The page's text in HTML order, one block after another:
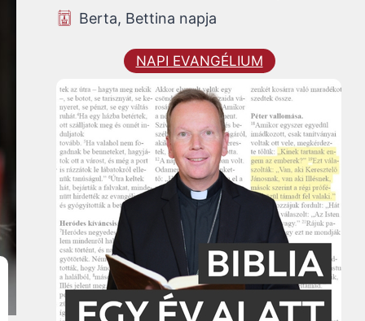
Berta, Bettina napja
NAPI EVANGÉLIUM